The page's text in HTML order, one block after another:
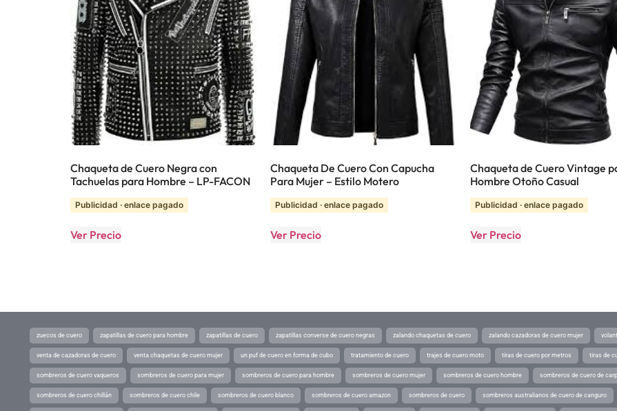
Chaqueta de Cuero Negra con
Tachuelas para Hombre – LP-FACON
Publicidad · enlace pagado
Ver Precio
Chaqueta De Cuero Con Capucha
Para Mujer – Estilo Motero
Publicidad · enlace pagado
Ver Precio
Chaqueta de Cuero Vintage
Hombre Otoño Casual
Publicidad · enlace pagado
Ver Precio
zuecos de cuero zapatillas de cuero para hombre zapatillas de cuero zapatillas converse de cuero negras zalando chaquetas de cuero zalando cazadoras de cuero mujer
venta de cazadoras de cuero venta chaquetas de cuero mujer un puf de cuero en forma de cubo tratamiento de cuero trajes de cuero moto tiras de cuero por metros tiras de
sombreros de cuero vaqueros sombreros de cuero para mujer sombreros de cuero para hombre sombreros de cuero mujer sombreros de cuero hombre sombreros de cuero de
sombreros de cuero chillán sombreros de cuero chile sombreros de cuero blanco sombreros de cuero amazon sombreros de cuero sombreros australianos de cuero de canguro